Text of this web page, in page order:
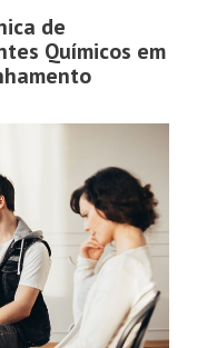
de
Químicos em